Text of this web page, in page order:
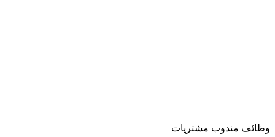
وظائف مندوب مشتريات